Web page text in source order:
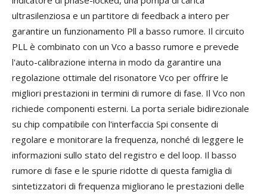
ultrasilenziosa e un partitore di feedback a intero per
garantire un funzionamento Pll a basso rumore. Il circuito
PLL è combinato con un Vco a basso rumore e prevede
l'auto-calibrazione interna in modo da garantire una
regolazione ottimale del risonatore Vco per offrire le
migliori prestazioni in termini di rumore di fase. Il Vco non
richiede componenti esterni. La porta seriale bidirezionale
su chip compatibile con l'interfaccia Spi consente di
regolare e monitorare la frequenza, nonché di leggere le
informazioni sullo stato del registro e del loop. Il basso
rumore di fase e le spurie ridotte di questa famiglia di
sintetizzatori di frequenza migliorano le prestazioni delle